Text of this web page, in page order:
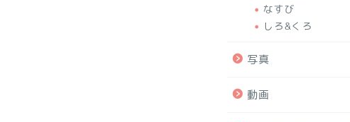
なすび
しろ&くろ
写真
動画